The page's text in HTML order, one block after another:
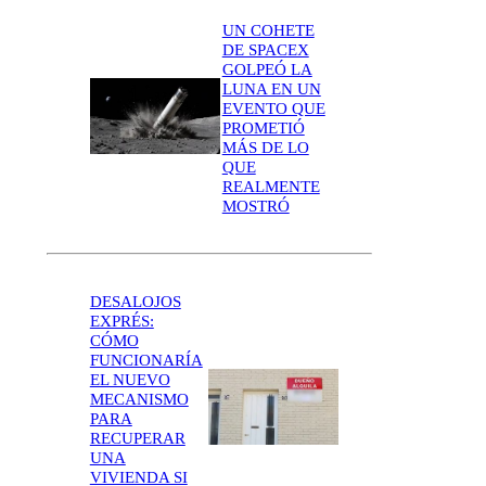
UN COHETE
DE SPACEX
GOLPEÓ LA
LUNA EN UN
EVENTO QUE
PROMETIÓ
MÁS DE LO
QUE
REALMENTE
MOSTRÓ
DESALOJOS
EXPRÉS:
CÓMO
FUNCIONARÍA
EL NUEVO
MECANISMO
PARA
RECUPERAR
UNA
VIVIENDA SI